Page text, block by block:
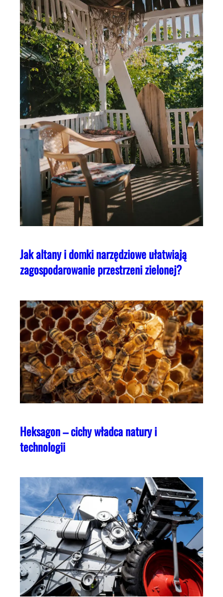
Jak altany i domki narzędziowe ułatwiają
zagospodarowanie przestrzeni zielonej?
Heksagon – cichy władca natury i
technologii